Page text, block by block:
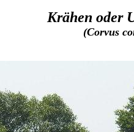
Krähen oder
(Corvus